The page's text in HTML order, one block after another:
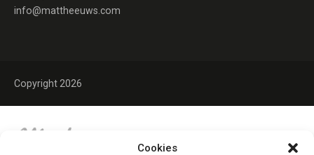
Cookies
info@mattheeuws.com
Copyright 2026